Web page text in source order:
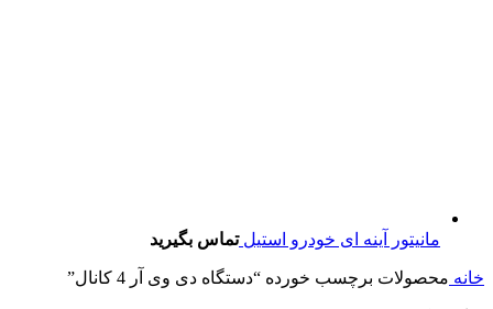
مانیتور آینه ای خودرو استیلتماس بگیرید
خانه محصولات برچسب خورده “دستگاه دی وی آر 4 کانال”